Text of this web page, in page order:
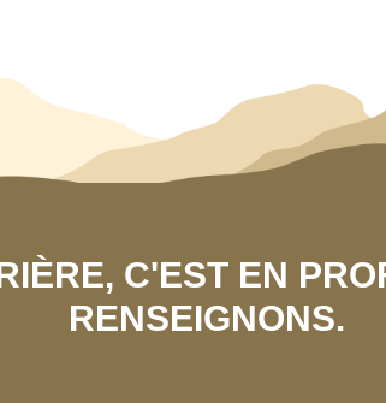
C'EST EN
RENSEIGNONS.